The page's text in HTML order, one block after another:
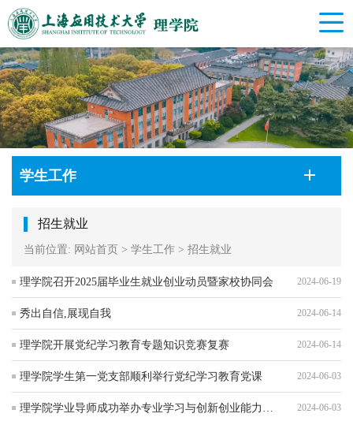
学生工作
招生就业
当前位置: 网站首页 > 学生工作 > 招生就业
理学院召开2025届毕业生就业创业动员暨家校协同会 2024-06-19
秀出自信,展现自我 2024-06-14
理学院开展党纪学习教育专题知识竞赛复赛 2024-06-14
理学院学生第一党支部顺利举行党纪学习教育党课 2024-06-03
理学院学业导师成功举办专业学习与创新创业能力培养主题讲座 2024-06-03